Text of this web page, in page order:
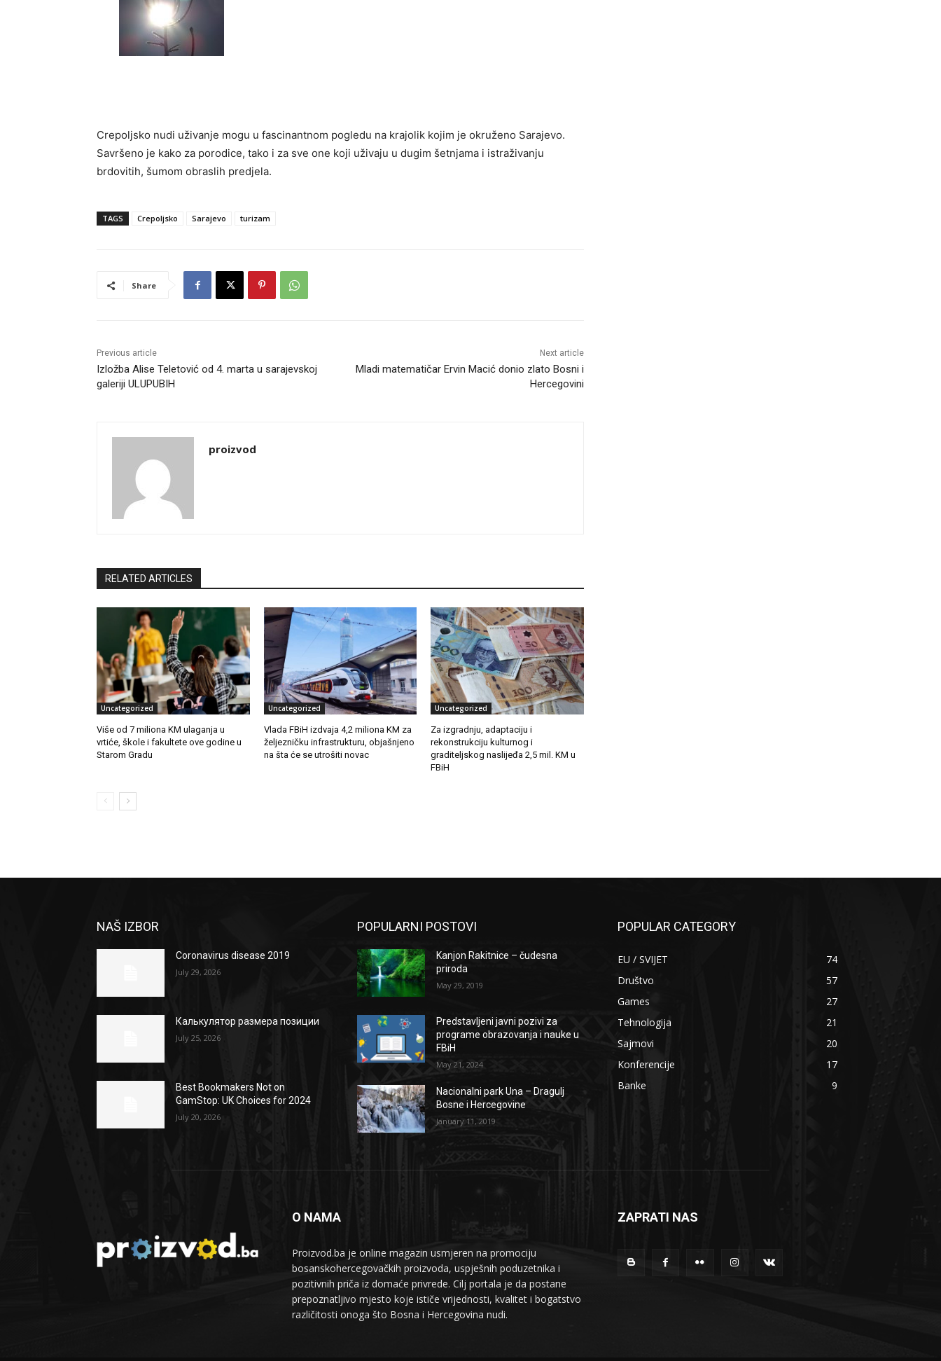
Crepoljsko nudi uživanje mogu u fascinantnom pogledu na krajolik kojim je okruženo Sarajevo.
Savršeno je kako za porodice, tako i za sve one koji uživaju u dugim šetnjama i istraživanju
brdovitih, šumom obraslih predjela.
TAGS Crepoljsko Sarajevo turizam
Share
Previous article
Izložba Alise Teletović od 4. marta u sarajevskoj
galeriji ULUPUBIH
Next article
Mladi matematičar Ervin Macić donio zlato Bosni i
Hercegovini
proizvod
RELATED ARTICLES
Uncategorized
Više od 7 miliona KM ulaganja u
vrtiće, škole i fakultete ove godine u
Starom Gradu
Uncategorized
Vlada FBiH izdvaja 4,2 miliona KM za
željezničku infrastrukturu, objašnjeno
na šta će se utrošiti novac
Uncategorized
Za izgradnju, adaptaciju i
rekonstrukciju kulturnog i
graditeljskog naslijeđa 2,5 mil. KM u
FBiH
NAŠ IZBOR
Coronavirus disease 2019
July 29, 2026
Калькулятор размера позиции
July 25, 2026
Best Bookmakers Not on
GamStop: UK Choices for 2024
July 20, 2026
POPULARNI POSTOVI
Kanjon Rakitnice – čudesna
priroda
May 29, 2019
Predstavljeni javni pozivi za
programe obrazovanja i nauke u
FBiH
May 21, 2024
Nacionalni park Una – Dragulj
Bosne i Hercegovine
January 11, 2019
POPULAR CATEGORY
EU / SVIJET
74
Društvo
57
Games
27
Tehnologija
21
Sajmovi
20
Konferencije
17
Banke
9
O NAMA
Proizvod.ba je online magazin usmjeren na promociju
bosanskohercegovačkih proizvoda, uspješnih poduzetnika i
pozitivnih priča iz domaće privrede. Cilj portala je da postane
prepoznatljivo mjesto koje ističe vrijednosti, kvalitet i bogatstvo
različitosti onoga što Bosna i Hercegovina nudi.
ZAPRATI NAS